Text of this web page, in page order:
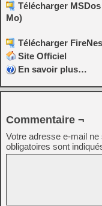
Télécharger
Mo)
Télécharger
Site Officiel
En savoir plus…
Commentaire ¬
Votre adresse e-mail ne
obligatoires sont